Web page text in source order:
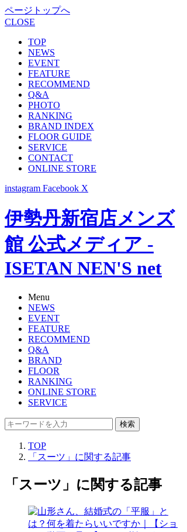
ページトップへ
CLOSE
TOP
NEWS
EVENT
FEATURE
RECOMMEND
Q&A
PHOTO
RANKING
BRAND INDEX
FLOOR GUIDE
SERVICE
CONTACT
ONLINE STORE
instagram Facebook X
伊勢丹新宿店メンズ
館 公式メディア -
ISETAN NEN'S net
Menu
NEWS
EVENT
FEATURE
RECOMMEND
Q&A
BRAND
FLOOR
RANKING
ONLINE STORE
SERVICE
検索
TOP
「スーツ」に関する記事
「スーツ」に関する記事